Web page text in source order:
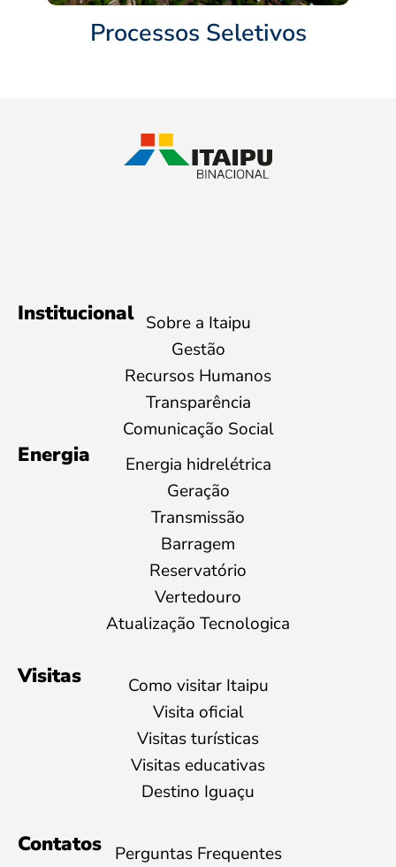
Processos Seletivos
Institucional Sobre a Itaipu
Gestão
Recursos Humanos
Transparência
Comunicação Social
Energia
Energia hidrelétrica
Geração
Transmissão
Barragem
Reservatório
Vertedouro
Atualização Tecnologica
Visitas
Como visitar Itaipu
Visita oficial
Visitas turísticas
Visitas educativas
Destino Iguaçu
Contatos
Perguntas Frequentes